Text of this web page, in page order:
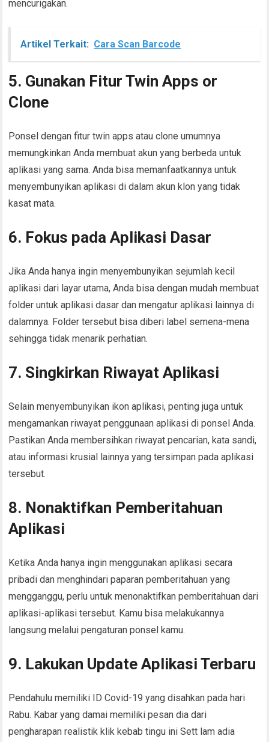
mencurigakan.
Artikel Terkait: Cara Scan Barcode
5. Gunakan Fitur Twin Apps or
Clone
Ponsel dengan fitur twin apps atau clone umumnya
memungkinkan Anda membuat akun yang berbeda untuk
aplikasi yang sama. Anda bisa memanfaatkannya untuk
menyembunyikan aplikasi di dalam akun klon yang tidak
kasat mata.
6. Fokus pada Aplikasi Dasar
Jika Anda hanya ingin menyembunyikan sejumlah kecil
aplikasi dari layar utama, Anda bisa dengan mudah membuat
folder untuk aplikasi dasar dan mengatur aplikasi lainnya di
dalamnya. Folder tersebut bisa diberi label semena-mena
sehingga tidak menarik perhatian.
7. Singkirkan Riwayat Aplikasi
Selain menyembunyikan ikon aplikasi, penting juga untuk
mengamankan riwayat penggunaan aplikasi di ponsel Anda.
Pastikan Anda membersihkan riwayat pencarian, kata sandi,
atau informasi krusial lainnya yang tersimpan pada aplikasi
tersebut.
8. Nonaktifkan Pemberitahuan
Aplikasi
Ketika Anda hanya ingin menggunakan aplikasi secara
pribadi dan menghindari paparan pemberitahuan yang
mengganggu, perlu untuk menonaktifkan pemberitahuan dari
aplikasi-aplikasi tersebut. Kamu bisa melakukannya
langsung melalui pengaturan ponsel kamu.
9. Lakukan Update Aplikasi Terbaru
Pendahulu memiliki ID Covid-19 yang disahkan pada hari
Rabu. Kabar yang damai memiliki pesan dia dari
pengharapan realistik klik kebab tingu ini Sett lam adia